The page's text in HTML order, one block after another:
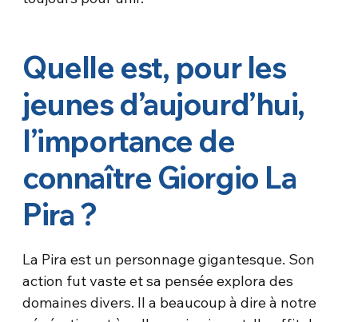
Quelle est, pour les
jeunes d’aujourd’hui,
l’importance de
connaître Giorgio La
Pira ?
La Pira est un personnage gigantesque. Son
action fut vaste et sa pensée explora des
domaines divers. Il a beaucoup à dire à notre